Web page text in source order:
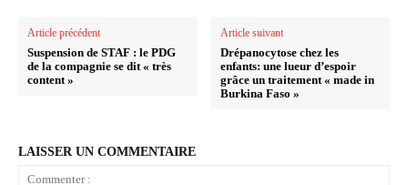
Article précédent
Suspension de STAF : le PDG
de la compagnie se dit « très
content »
Article suivant
Drépanocytose chez les
enfants: une lueur d’espoir
grâce un traitement « made in
Burkina Faso »
LAISSER UN COMMENTAIRE